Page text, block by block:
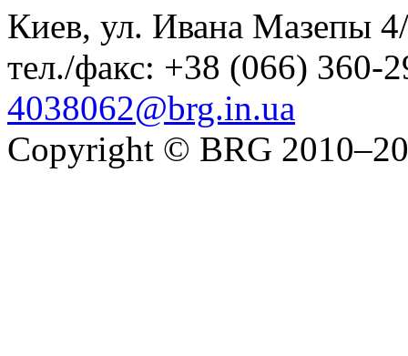
Киев, ул. Ивана Мазепы
тел./факс: +38 (066) 360-
4038062@brg.in.ua
Copyright © BRG